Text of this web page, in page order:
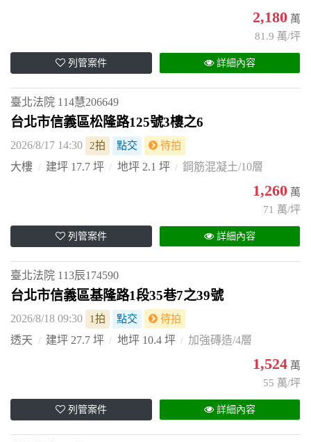
2,180 萬
81.9 萬/坪
列管案件 詳細內容
臺北法院 114慧206649
台北市信義區松隆路125號3樓之6
2026/8/17 14:30 2拍 點交 待拍
大樓 建坪 17.7 坪 地坪 2.1 坪 鋼筋混凝土/10層
1,260 萬
71 萬/坪
列管案件 詳細內容
臺北法院 113辰174590
台北市信義區基隆路1段35巷7之39號
2026/8/18 09:30 1拍 點交 待拍
透天 建坪 27.7 坪 地坪 10.4 坪 加強磚造/4層
1,524 萬
55 萬/坪
列管案件 詳細內容